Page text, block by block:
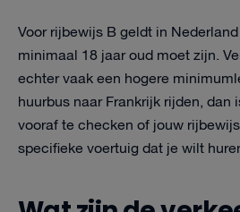
Voor rijbewijs B geldt in
minimaal 18 jaar oud moet zijn.
echter vaak een hogere
huurbus naar Frankrijk rijden, dan
vooraf te checken of jouw
specifieke voertuig dat je wilt